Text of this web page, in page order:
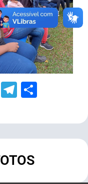
WhatsApp
Telegram